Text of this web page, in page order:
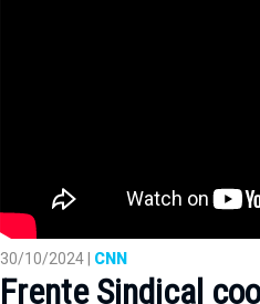
30/10/2024 | CNN
Frente Sindical